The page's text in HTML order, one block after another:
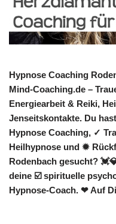
Hypnose Coaching
Mind-Coaching.de –
Energiearbeit & Reiki,
Jenseitskontakte. Du
Hypnose Coaching, ✓
Heilhypnose und ✹
Rodenbach gesucht?
deine ☑️ spirituelle
Hypnose-Coach. ❤ Auf